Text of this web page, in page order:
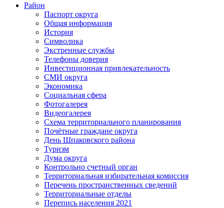
Район
Паспорт округа
Общая информация
История
Символика
Экстренные службы
Телефоны доверия
Инвестиционная привлекательность
СМИ округа
Экономика
Социальная сфера
Фотогалерея
Видеогалерея
Схема территориального планирования
Почётные граждане округа
День Шпаковского района
Туризм
Дума округа
Контрольно счетный орган
Территориальная избирательная комиссия
Перечень пространственных сведений
Территориальные отделы
Перепись населения 2021